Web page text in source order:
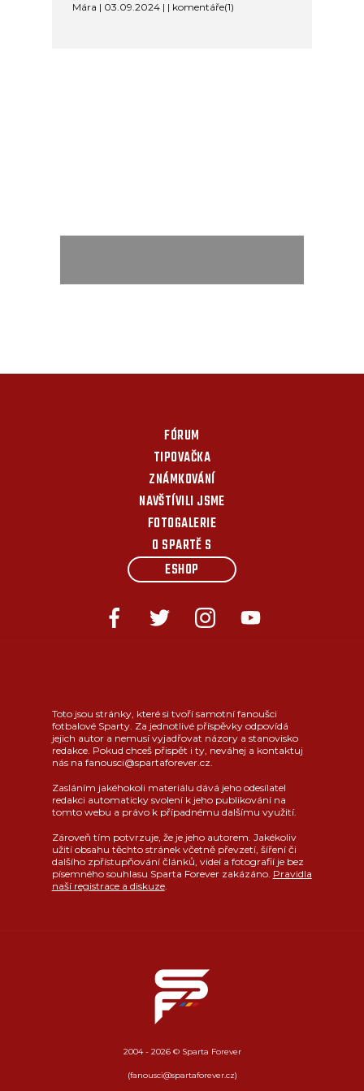
Mára | 03.09.2024 | | komentáře(1)
FÓRUM
TIPOVAČKA
ZNÁMKOVÁNÍ
NAVŠTÍVILI JSME
FOTOGALERIE
O SPARTĚ S
ESHOP
Toto jsou stránky, které si tvoří samotní fanoušci
fotbalové Sparty. Za jednotlivé příspěvky odpovídá
jejich autor a nemusí vyjadřovat názory a stanovisko
redakce. Pokud chceš přispět i ty, neváhej a kontaktuj
nás na fanousci@spartaforever.cz.
Zasláním jakéhokoli materiálu dává jeho odesílatel
redakci automaticky svolení k jeho publikování na
tomto webu a právo k případnému dalšímu využití.
Zároveň tím potvrzuje, že je jeho autorem. Jakékoliv
užití obsahu těchto stránek včetně převzetí, šíření či
dalšího zpřístupňování článků, videí a fotografií je bez
písemného souhlasu Sparta Forever zakázáno. Pravidla
naší registrace a diskuze.
2004 - 2026 © Sparta Forever
(fanousci@spartaforever.cz)